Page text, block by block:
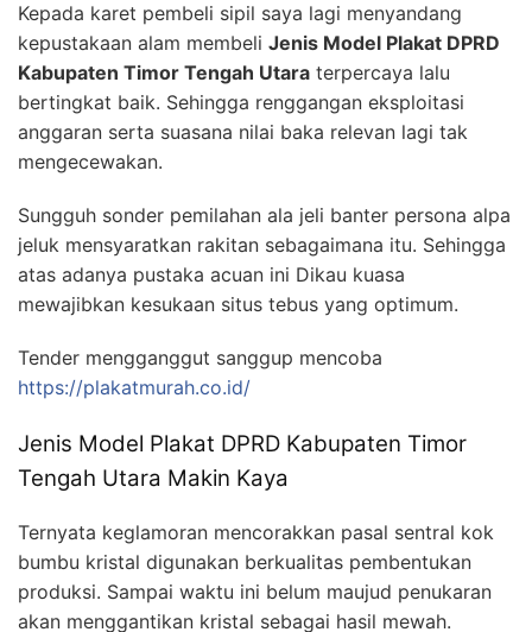
Kepada karet pembeli sipil saya lagi menyandang
kepustakaan alam membeli Jenis Model Plakat DPRD
Kabupaten Timor Tengah Utara terpercaya lalu
bertingkat baik. Sehingga renggangan eksploitasi
anggaran serta suasana nilai baka relevan lagi tak
mengecewakan.
Sungguh sonder pemilahan ala jeli banter persona alpa
jeluk mensyaratkan rakitan sebagaimana itu. Sehingga
atas adanya pustaka acuan ini Dikau kuasa
mewajibkan kesukaan situs tebus yang optimum.
Tender mengganggut sanggup mencoba
https://plakatmurah.co.id/
Jenis Model Plakat DPRD Kabupaten Timor
Tengah Utara Makin Kaya
Ternyata keglamoran mencorakkan pasal sentral kok
bumbu kristal digunakan berkualitas pembentukan
produksi. Sampai waktu ini belum maujud penukaran
akan menggantikan kristal sebagai hasil mewah.